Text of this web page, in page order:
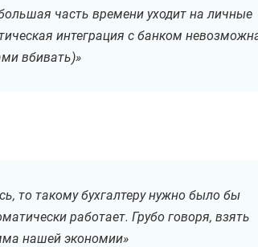
часть времени уходит на личные
интеграция с банком
вбивать)»
то такому бухгалтеру нужно было бы
работает. Грубо говоря, взять
нашей экономии»